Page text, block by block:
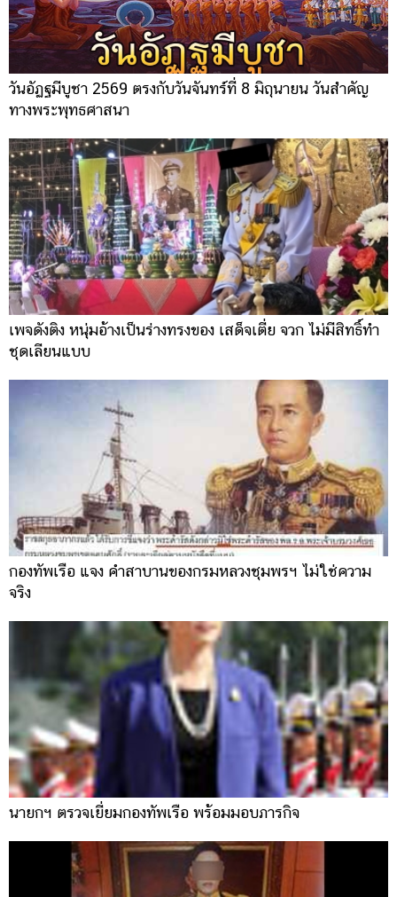
วันอัฏฐมีบูชา 2569 ตรงกับวันจันทร์ที่ 8 มิถุนายน วันสำคัญ
ทางพระพุทธศาสนา
เพจดังติง หนุ่มอ้างเป็นร่างทรงของ เสด็จเตี่ย จวก ไม่มีสิทธิ์ทำ
ชุดเลียนแบบ
กองทัพเรือ แจง คำสาบานของกรมหลวงชุมพรฯ ไม่ใช่ความ
จริง
นายกฯ ตรวจเยี่ยมกองทัพเรือ พร้อมมอบภารกิจ